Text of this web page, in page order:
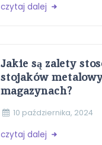
czytaj dalej
Jakie są zalety
stojaków
magazynach?
10 października, 2024
czytaj dalej